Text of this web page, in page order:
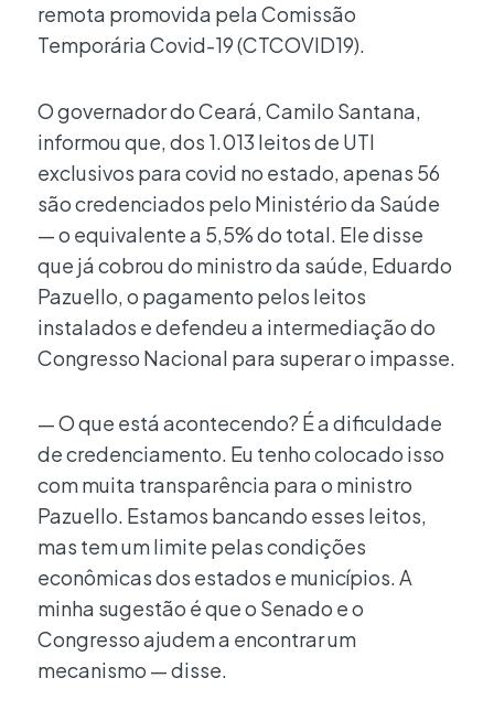
remota promovida pela Comissão
Temporária Covid-19 (CTCOVID19).
O governador do Ceará, Camilo Santana,
informou que, dos 1.013 leitos de UTI
exclusivos para covid no estado, apenas 56
são credenciados pelo Ministério da Saúde
— o equivalente a 5,5% do total. Ele disse
que já cobrou do ministro da saúde, Eduardo
Pazuello, o pagamento pelos leitos
instalados e defendeu a intermediação do
Congresso Nacional para superar o impasse.
— O que está acontecendo? É a dificuldade
de credenciamento. Eu tenho colocado isso
com muita transparência para o ministro
Pazuello. Estamos bancando esses leitos,
mas tem um limite pelas condições
econômicas dos estados e municípios. A
minha sugestão é que o Senado e o
Congresso ajudem a encontrar um
mecanismo — disse.